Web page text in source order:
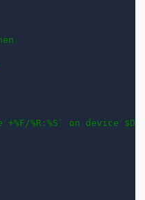
%R:%S` on device